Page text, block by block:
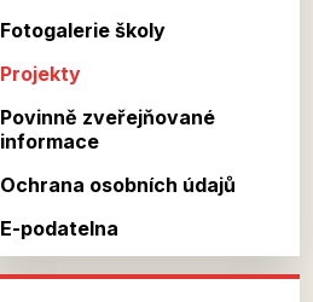
Fotogalerie školy
Projekty
Povinně zveřejňované
informace
Ochrana osobních údajů
E-podatelna